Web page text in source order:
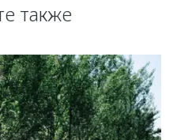
также